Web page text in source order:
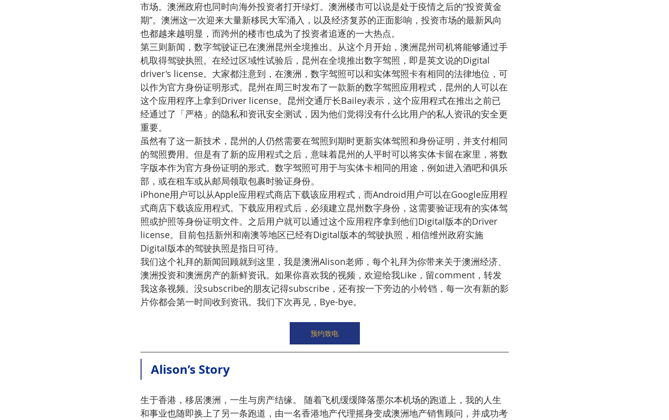
市场。澳洲政府也同时向海外投资者打开绿灯。澳洲楼市可以说是处于疫情之后的“投资黄金
期”。澳洲这一次迎来大量新移民大军涌入，以及经济复苏的正面影响，投资市场的最新风向
也都越来越明显，而跨州的楼市也成为了投资者追逐的一大热点。
第三则新闻，数字驾驶证已在澳洲昆州全境推出。从这个月开始，澳洲昆州司机将能够通过手
机取得驾驶执照。在经过区域性试验后，昆州在全境推出数字驾照，即是英文说的Digital
driver's license。大家都注意到，在澳洲，数字驾照可以和实体驾照卡有相同的法律地位，可
以作为官方身份证明形式。昆州在周三时发布了一款新的数字驾照应用程式，昆州的人可以在
这个应用程序上拿到Driver license。昆州交通厅长Bailey表示，这个应用程式在推出之前已
经通过了「严格」的隐私和资讯安全测试，因为他们觉得没有什么比用户的私人资讯的安全更
重要。
虽然有了这一新技术，昆州的人仍然需要在驾照到期时更新实体驾照和身份证明，并支付相同
的驾照费用。但是有了新的应用程式之后，意味着昆州的人平时可以将实体卡留在家里，将数
字版本作为官方身份证明的形式。数字驾照可用于与实体卡相同的用途，例如进入酒吧和俱乐
部，或在租车或从邮局领取包裹时验证身份。
iPhone用户可以从Apple应用程式商店下载该应用程式，而Android用户可以在Google应用程
式商店下载该应用程式。下载应用程式后，必须建立昆州数字身份，这需要验证现有的实体驾
照或护照等身份证明文件。之后用户就可以通过这个应用程序拿到他们Digital版本的Driver
license。目前包括新州和南澳等地区已经有Digital版本的驾驶执照，相信维州政府实施
Digital版本的驾驶执照是指日可待。
我们这个礼拜的新闻回顾就到这里，我是澳洲Alison老师，每个礼拜为你带来关于澳洲经济、
澳洲投资和澳洲房产的新鲜资讯。如果你喜欢我的视频，欢迎给我Like，留comment，转发
我这条视频。没subscribe的朋友记得subscribe，还有按一下旁边的小铃铛，每一次有新的影
片你都会第一时间收到资讯。我们下次再见，Bye-bye。
预约致电
Alison’s Story
生于香港，移居澳洲，一生与房产结缘。 随着飞机缓缓降落墨尔本机场的跑道上，我的人生
和事业也随即换上了另一条跑道，由一名香港地产代理摇身变成澳洲地产销售顾问，并成功考